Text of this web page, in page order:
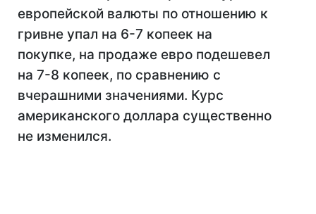
европейской валюты по отношению к
гривне упал на 6-7 копеек на
покупке, на продаже евро подешевел
на 7-8 копеек, по сравнению с
вчерашними значениями. Курс
американского доллара существенно
не изменился.